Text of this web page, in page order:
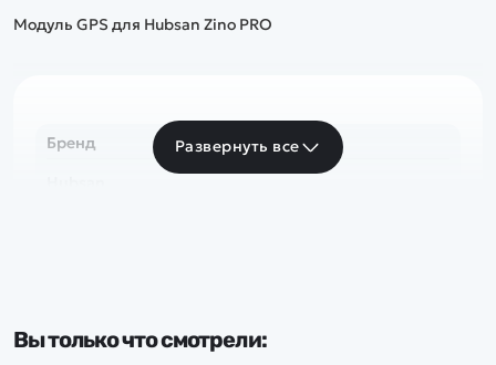
Модуль GPS для Hubsan Zino PRO
Бренд
Развернуть все
Вы только что смотрели: